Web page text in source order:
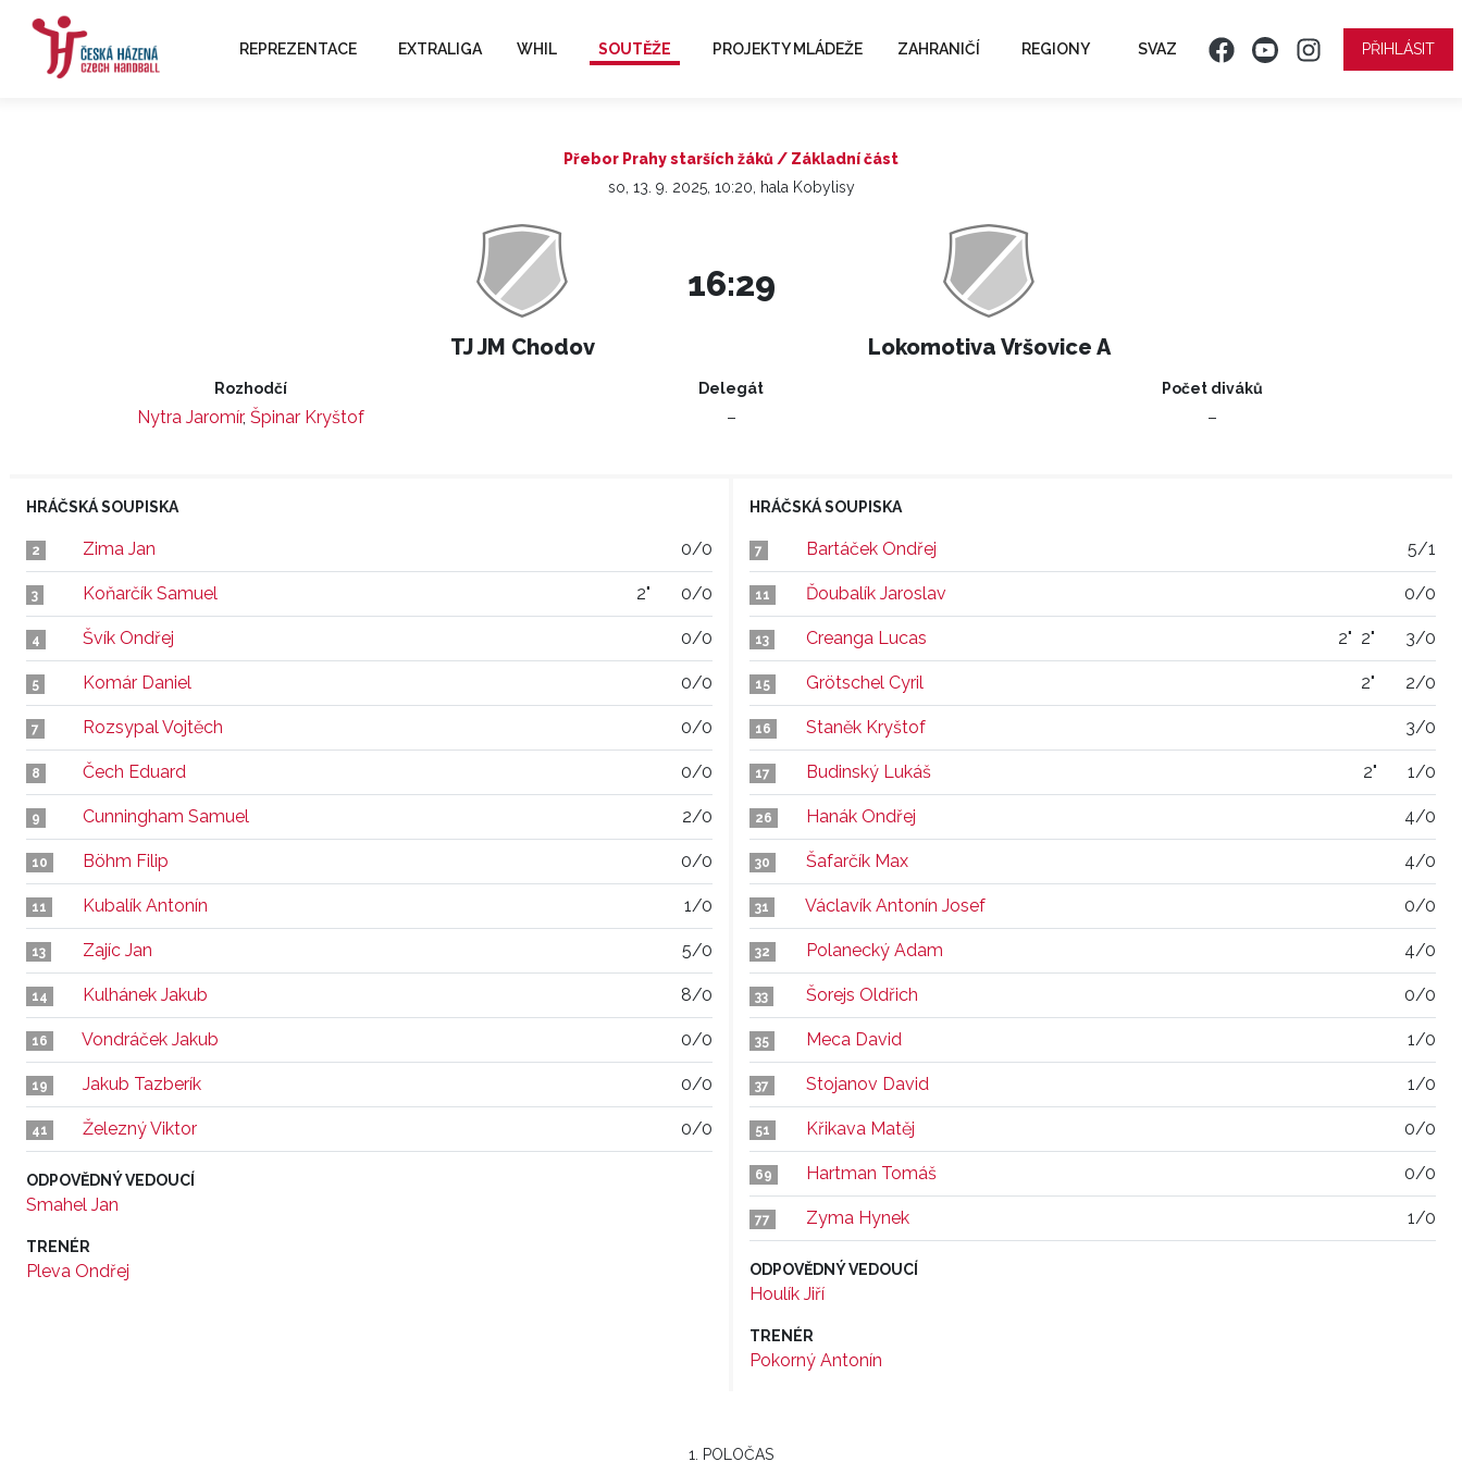
REPREZENTACE EXTRALIGA WHIL SOUTĚŽE PROJEKTY MLÁDEŽE ZAHRANIČÍ REGIONY SVAZ PŘIHLÁSIT
Přebor Prahy starších žáků / Základní část
so, 13. 9. 2025, 10:20, hala Kobylisy
TJ JM Chodov
16:29
Lokomotiva Vršovice A
Rozhodčí
Nytra Jaromír, Špinar Kryštof
Delegát
–
Počet diváků
–
HRÁČSKÁ SOUPISKA
2 Zima Jan 0/0
3 Koňarčík Samuel 2" 0/0
4 Švík Ondřej 0/0
5 Komár Daniel 0/0
7 Rozsypal Vojtěch 0/0
8 Čech Eduard 0/0
9 Cunningham Samuel 2/0
10 Böhm Filip 0/0
11 Kubalík Antonín 1/0
13 Zajíc Jan 5/0
14 Kulhánek Jakub 8/0
16 Vondráček Jakub 0/0
19 Jakub Tazberík 0/0
41 Železný Viktor 0/0
ODPOVĚDNÝ VEDOUCÍ
Smahel Jan
TRENÉR
Pleva Ondřej
HRÁČSKÁ SOUPISKA
7 Bartáček Ondřej 5/1
11 Ďoubalík Jaroslav 0/0
13 Creanga Lucas 2" 2" 3/0
15 Grötschel Cyril 2" 2/0
16 Staněk Kryštof 3/0
17 Budinský Lukáš 2" 1/0
26 Hanák Ondřej 4/0
30 Šafarčík Max 4/0
31 Václavík Antonín Josef 0/0
32 Polanecký Adam 4/0
33 Šorejs Oldřich 0/0
35 Meca David 1/0
37 Stojanov David 1/0
51 Křikava Matěj 0/0
69 Hartman Tomáš 0/0
77 Zyma Hynek 1/0
ODPOVĚDNÝ VEDOUCÍ
Houlík Jiří
TRENÉR
Pokorný Antonín
1. POLOČAS